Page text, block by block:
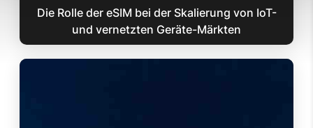
Die Rolle der eSIM bei der Skalierung von IoT-
und vernetzten Geräte-Märkten